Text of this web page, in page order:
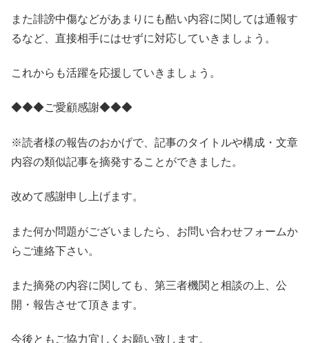
また誹謗中傷などがあまりにも酷い内容に関しては通報す
るなど、直接相手にはせずに対応していきましょう。
これからも活躍を応援していきましょう。
◆◆◆ご愛顧感謝◆◆◆
※読者様の報告のおかげで、記事のタイトルや構成・文章
内容の類似記事を摘発することができました。
改めて感謝申し上げます。
また何か問題がございましたら、お問い合わせフォームか
らご連絡下さい。
また摘発の内容に関しても、第三者機関と相談の上、公
開・報告させて頂きます。
今後ともご協力宜しくお願い致します。